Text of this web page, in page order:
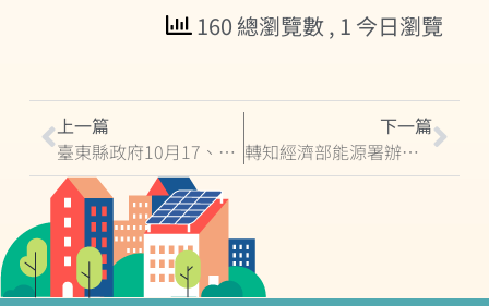
160 總瀏覽數, 1 今日瀏覽
上一篇
臺東縣政府10月17、18日舉辦再生能源(微電網、公有建物之公民參與設置太陽光電標租範本)推廣說明會
下一篇
轉知經濟部能源署辦理「合作社及社區公開募集設置再生能源公民電廠示範獎勵辦法」利害關係人會議